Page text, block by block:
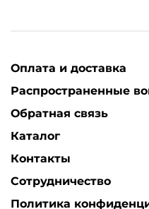
Оплата и доставка
Распространенные
Обратная связь
Каталог
Контакты
Сотрудничество
Политика